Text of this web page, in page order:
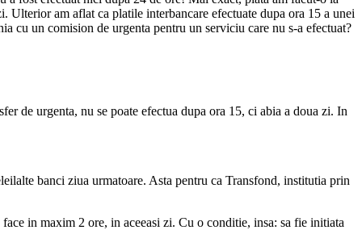
am aflat ca platile interbancare efectuate dupa ora 15 a unei
cu un comision de urgenta pentru un serviciu care nu s-a efectuat?
de urgenta, nu se poate efectua dupa ora 15, ci abia a doua zi. In
banci ziua urmatoare. Asta pentru ca Transfond, institutia prin
in maxim 2 ore, in aceeasi zi. Cu o conditie, insa: sa fie initiata